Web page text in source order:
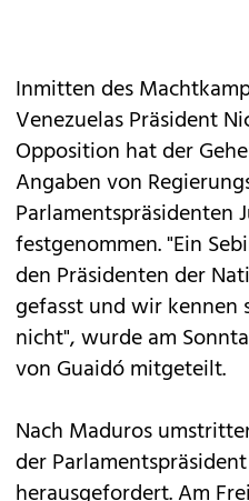
Inmitten des
Venezuelas Präsident
Opposition hat der
Angaben von
Parlamentspräsidenten
festgenommen. "Ein
den Präsidenten der
gefasst und wir
nicht", wurde am
von Guaidó mitgeteilt.
Nach Maduros
der